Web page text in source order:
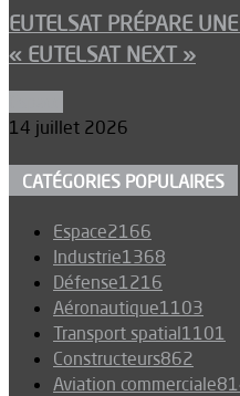
EUTELSAT PRÉPARE
« EUTELSAT NEXT »
14 juillet 2026
CATÉGORIES POPULAIRES
Espace2166
Industrie1368
Défense1216
Aéronautique1103
Transport spatial1101
Constructeurs862
Aviation commerciale